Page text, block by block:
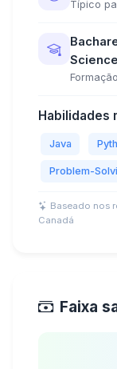
Típico
Science
Habilidades
Java
Problem-
Baseado nos
Canadá
Faixa